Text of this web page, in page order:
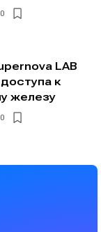
0
LAB
к
железу
0